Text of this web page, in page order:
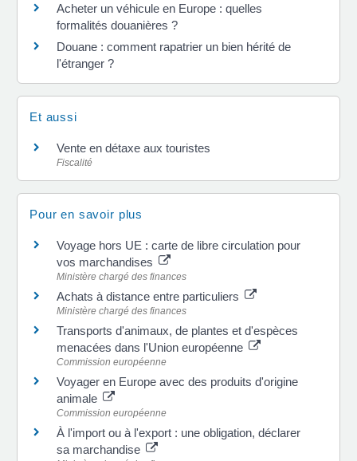
Acheter un véhicule en Europe : quelles
formalités douanières ?
Douane : comment rapatrier un bien hérité de
l'étranger ?
Et aussi
Vente en détaxe aux touristes
Fiscalité
Pour en savoir plus
Voyage hors UE : carte de libre circulation pour
vos marchandises
Ministère chargé des finances
Achats à distance entre particuliers
Ministère chargé des finances
Transports d'animaux, de plantes et d'espèces
menacées dans l'Union européenne
Commission européenne
Voyager en Europe avec des produits d'origine
animale
Commission européenne
À l'import ou à l'export : une obligation, déclarer
sa marchandise